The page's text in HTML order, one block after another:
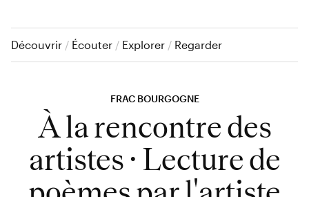
Découvrir / Écouter / Explorer / Regarder
FRAC BOURGOGNE
À la rencontre des
artistes · Lecture de